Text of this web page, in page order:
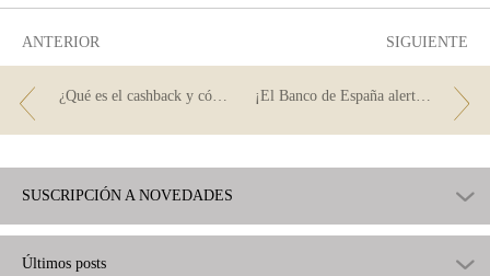
ANTERIOR
¿Qué es el cashback y cómo funciona?
SIGUIENTE
¡El Banco de España alerta! Mejor léenos y no te alarmes
SUSCRIPCIÓN A NOVEDADES
Últimos posts